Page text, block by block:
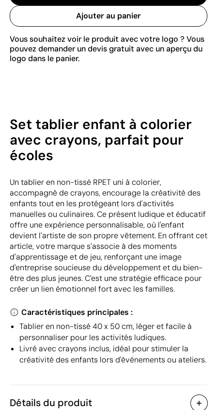
Ajouter au panier
Vous souhaitez voir le produit avec votre logo ? Vous
pouvez demander un devis gratuit avec un aperçu du
logo dans le panier.
Set tablier enfant à colorier
avec crayons, parfait pour
écoles
Un tablier en non-tissé RPET uni à colorier,
accompagné de crayons, encourage la créativité des
enfants tout en les protégeant lors d'activités
manuelles ou culinaires. Ce présent ludique et éducatif
offre une expérience personnalisable, où l'enfant
devient l'artiste de son propre vêtement. En offrant cet
article, votre marque s'associe à des moments
d'apprentissage et de jeu, renforçant une image
d'entreprise soucieuse du développement et du bien-
être des plus jeunes. C'est une stratégie efficace pour
créer un lien émotionnel fort avec les familles.
Caractéristiques principales :
Tablier en non-tissé 40 x 50 cm, léger et facile à
personnaliser pour les activités ludiques.
Livré avec crayons inclus, idéal pour stimuler la
créativité des enfants lors d'événements ou ateliers.
Détails du produit